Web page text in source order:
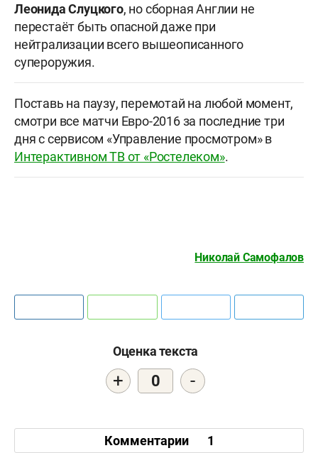
Леонида Слуцкого, но сборная Англии не
перестаёт быть опасной даже при
нейтрализации всего вышеописанного
супероружия.
Поставь на паузу, перемотай на любой момент,
смотри все матчи Евро-2016 за последние три
дня с сервисом «Управление просмотром» в
Интерактивном ТВ от «Ростелеком».
Николай Самофалов
Оценка текста
+ 0 -
Комментарии 1